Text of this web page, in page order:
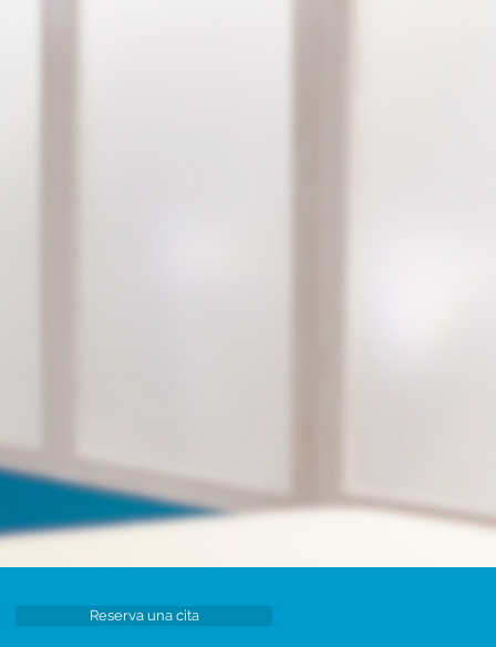
devolviéndote la
de movimiento.
Reserva una cita